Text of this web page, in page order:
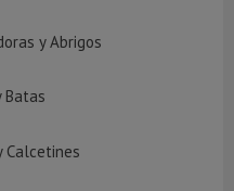
y Abrigos
Batas
Calcetines